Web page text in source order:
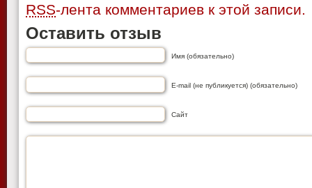
RSS-лента комментариев к этой записи.
Оставить отзыв
Имя (обязательно)
E-mail (не публикуется) (обязательно)
Сайт